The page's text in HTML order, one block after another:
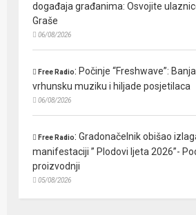
događaja građanima: Osvojite
Graše
06/08/2026
Free Radio: Počinje “Freshwave”:
vrhunsku muziku i hiljade posjetilaca
06/08/2026
Free Radio:Gradonačelnik obišao
manifestaciji ” Plodovi ljeta 2026”-
proizvodnji
05/08/2026